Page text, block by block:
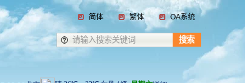
简体 繁体 OA系统